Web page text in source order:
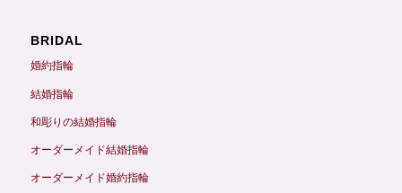
BRIDAL
婚約指輪
結婚指輪
和彫りの結婚指輪
オーダーメイド結婚指輪
オーダーメイド婚約指輪